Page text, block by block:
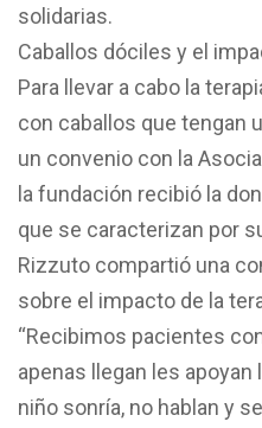
solidarias.
Caballos dóciles y el
Para llevar a cabo la
con caballos que tengan
un convenio con la
la fundación recibió la
que se caracterizan por
Rizzuto compartió una
sobre el impacto de la
“Recibimos pacientes
apenas llegan les apoyan
niño sonría, no hablan y